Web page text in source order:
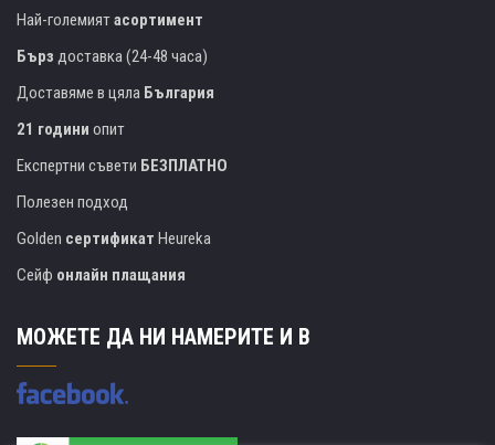
Най-големиятасортимент
Бърз доставка (24-48 часа)
Доставяме в цяла България
21 години опит
Експертни съвети БЕЗПЛАТНО
Полезен подход
Golden сертификат Heureka
Сейф онлайн плащания
МОЖЕТЕ ДА НИ НАМЕРИТЕ И В